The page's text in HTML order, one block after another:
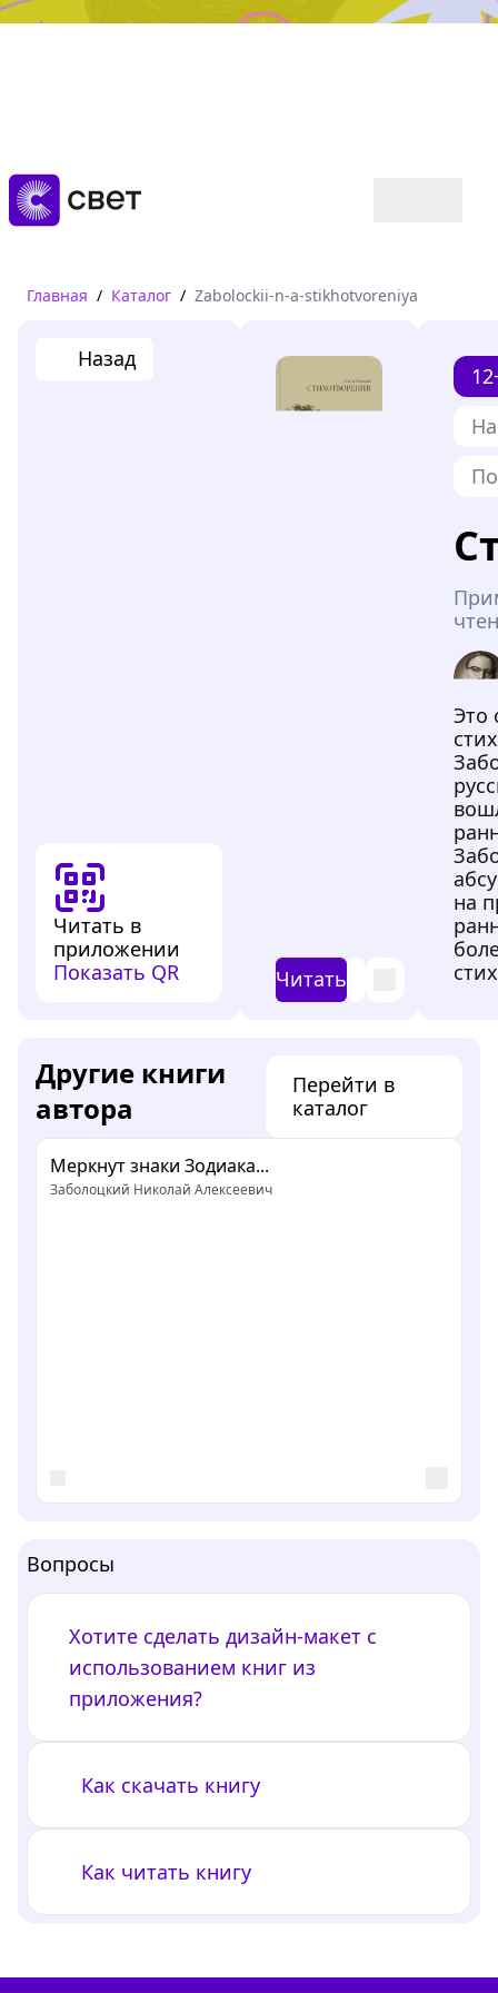
Дружба, любовь, взросление
Читать
Главная / Каталог / Zabolockii-n-a-stikhotvoreniya
Назад
Читать в
приложении
Показать QR
Читать
Это
на
Другие книги
автора
Перейти в
каталог
Меркнут знаки Зодиака...
Заболоцкий Николай Алексеевич
Вопросы
Хотите сделать дизайн-макет с
использованием книг из
приложения?
Как скачать книгу
Как читать книгу